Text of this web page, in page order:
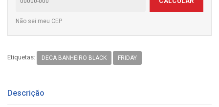
Não sei meu CEP
Etiquetas: DECA BANHEIRO BLACK FRIDAY
Descrição